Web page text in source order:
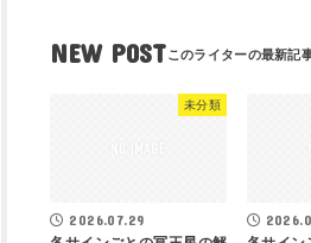
NEW POST
未分類
2026.07.29